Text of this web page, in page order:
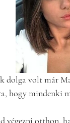
dolga volt már
hogy mindenki
otthon,